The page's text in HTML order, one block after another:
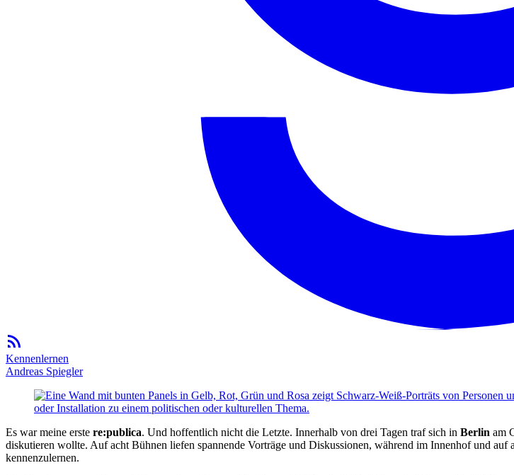
Kennenlernen
Andreas Spiegler
Es war meine erste re:publica. Und hoffentlich nicht die Letzte. Innerhalb von drei Tagen traf sich in Berlin am
diskutieren wollte. Auf acht Bühnen liefen spannende Vorträge und Diskussionen, während im Innenhof und
kennenzulernen.